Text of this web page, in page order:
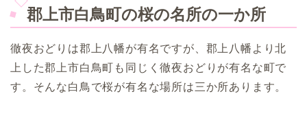
郡上市白鳥町の桜の名所の一か所
徹夜おどりは郡上八幡が有名ですが、郡上八幡より北
上した郡上市白鳥町も同じく徹夜おどりが有名な町で
す。そんな白鳥で桜が有名な場所は三か所あります。